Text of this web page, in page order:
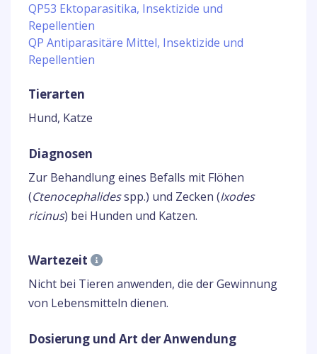
QP53 Ektoparasitika, Insektizide und
Repellentien
QP Antiparasitäre Mittel, Insektizide und
Repellentien
Tierarten
Hund, Katze
Diagnosen
Zur Behandlung eines Befalls mit Flöhen
(Ctenocephalidesspp.) und Zecken (Ixodes
ricinus) bei Hunden und Katzen.
Wartezeit
Nicht bei Tieren anwenden, die der Gewinnung
von Lebensmitteln dienen.
Dosierung und Art der Anwendung